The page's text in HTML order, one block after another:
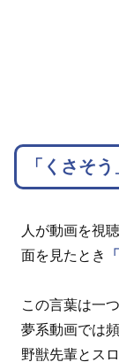
「くさそ
人が動画を視
面を見たとき
この言葉は一
夢系動画では
野獣先輩とス